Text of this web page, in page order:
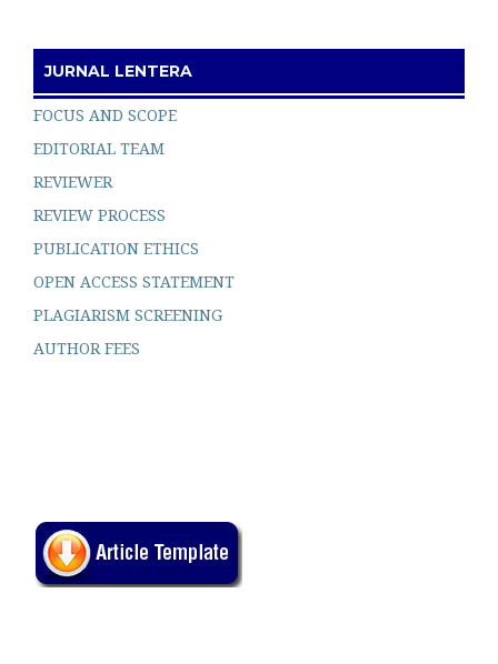
JURNAL LENTERA
FOCUS AND SCOPE
EDITORIAL TEAM
REVIEWER
REVIEW PROCESS
PUBLICATION ETHICS
OPEN ACCESS STATEMENT
PLAGIARISM SCREENING
AUTHOR FEES